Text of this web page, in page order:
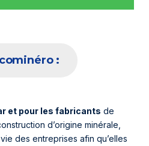
:
et pour les fabricants de
d’origine minérale,
des entreprises afin qu’elles